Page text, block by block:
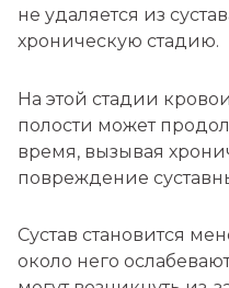
не удаляется из
хроническую стадию.
На этой стадии
полости может
время, вызывая
повреждение
Сустав становится
около него